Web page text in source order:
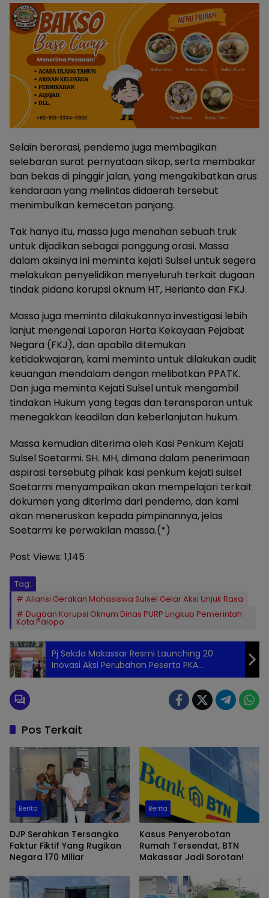
Selain berorasi, pendemo juga membagikan
selebaran surat pernyataan sikap, serta membakar
ban bekas di pinggir jalan, yang mengakibatkan arus
kendaraan yang melintas didaerah tersebut
menimbulkan kemecetan panjang.
Tak hanya itu, massa juga menahan sebuah truk
untuk dijadikan sebagai panggung orasi. Massa
dalam aksinya ini meminta kejati Sulsel untuk segera
melakukan penyelidikan menyeluruh terkait dugaan
tindak pidana korupsi oknum HT, Herianto dan FKJ.
Massa juga meminta dilakukannya investigasi lebih
lanjut mengenai Laporan Harta Kekayaan Pejabat
Negara (FKJ), dan apabila ditemukan
ketidakwajaran, kami meminta untuk dilakukan audit
keuangan mendalam dengan melibatkan PPATK.
Dan juga meminta Kejati Sulsel untuk mengambil
tindakan Hukum yang tegas dan teransparan untuk
menegakkan keadilan dan keberlanjutan hukum.
Massa kemudian diterima oleh Kasi Penkum Kejati
Sulsel Soetarmi. SH. MH, dimana dalam penerimaan
aspirasi tersebutg pihak kasi penkum kejati sulsel
Soetarmi menyampaikan akan mempelajari terkait
dokumen yang diterima dari pendemo, dan kami
akan meneruskan kepada pimpinannya, jelas
Soetarmi ke perwakilan massa.(*)
Post Views: 1,145
Tag:
Aliansi Gerakan Mahasiswa Sulsel Gelar Aksi Unjuk Rasa
Dugaan Korupsi Oknum Dinas PURP Lingkup Pemerintah
Kota Palopo
Pj Sekda Makassar Resmi Launching 20
Inovasi Aksi Perubahan Peserta PKA
Angkatan XI
Pos Terkait
Berita
DJP Serahkan Tersangka
Faktur Fiktif Yang Rugikan
Negara 170 Miliar
Berita
Kasus Penyerobotan
Rumah Tersendat, BTN
Makassar Jadi Sorotan!